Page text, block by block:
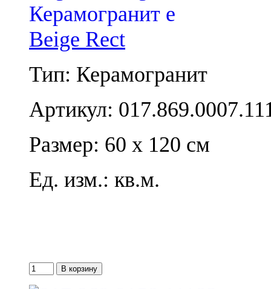
Beige Rect
Тип: Керамогранит
Артикул:
Размер: 60 x 120 см
Ед. изм.: кв.м.